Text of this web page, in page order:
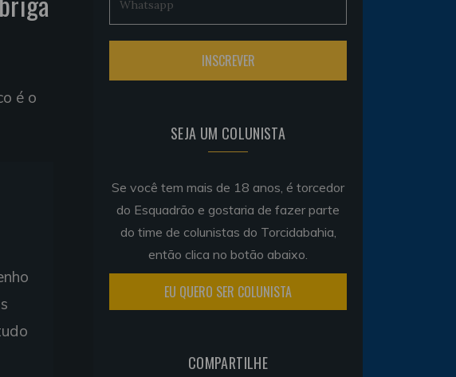
é o
SEJA UM COLUNISTA
Se você tem mais de 18 anos, é torcedor
do Esquadrão e gostaria de fazer parte
do time de colunistas do Torcidabahia,
então clica no botão abaixo.
EU QUERO SER COLUNISTA
COMPARTILHE